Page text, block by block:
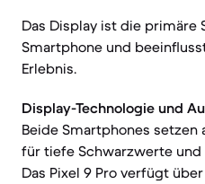
Das Display ist die primäre
Smartphone und
Erlebnis.
Display-Technologie und
Beide Smartphones setzen
für tiefe Schwarzwerte
Das Pixel 9 Pro verfügt